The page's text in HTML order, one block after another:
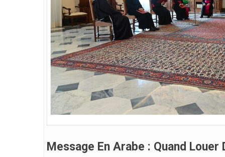
Message En Arabe : Quand Louer